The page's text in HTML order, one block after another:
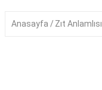
Anasayfa Zıt Anlamlısı